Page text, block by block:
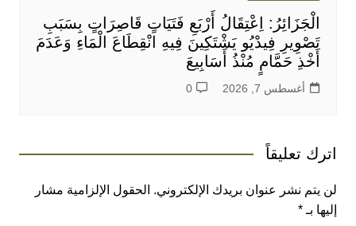
الْجَزَائِرُ: اِعْتِقَالُ أَرْبَعِ فَتَيَاتٍ قَاصِرَاتٍ بِسَبَبِ
تَصْوِيرِ فِيدْيُو يَشْتَكِينَ فِيهِ انْقِطَاعَ الْمَاءِ وَعَدَمَ
أَخْذِ حَمَّامٍ مُنْذُ أَسَابِيعَ
أغسطس 7, 2026 0
اترك تعليقاً
لن يتم نشر عنوان بريدك الإلكتروني. الحقول الإلزامية مشار
إليها بـ *